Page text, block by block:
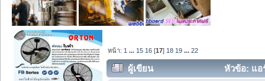
หน้า: 1 ... 15 16 [17] 18 19 ...22
ผู้เขียน
หัวข้อ: แอ